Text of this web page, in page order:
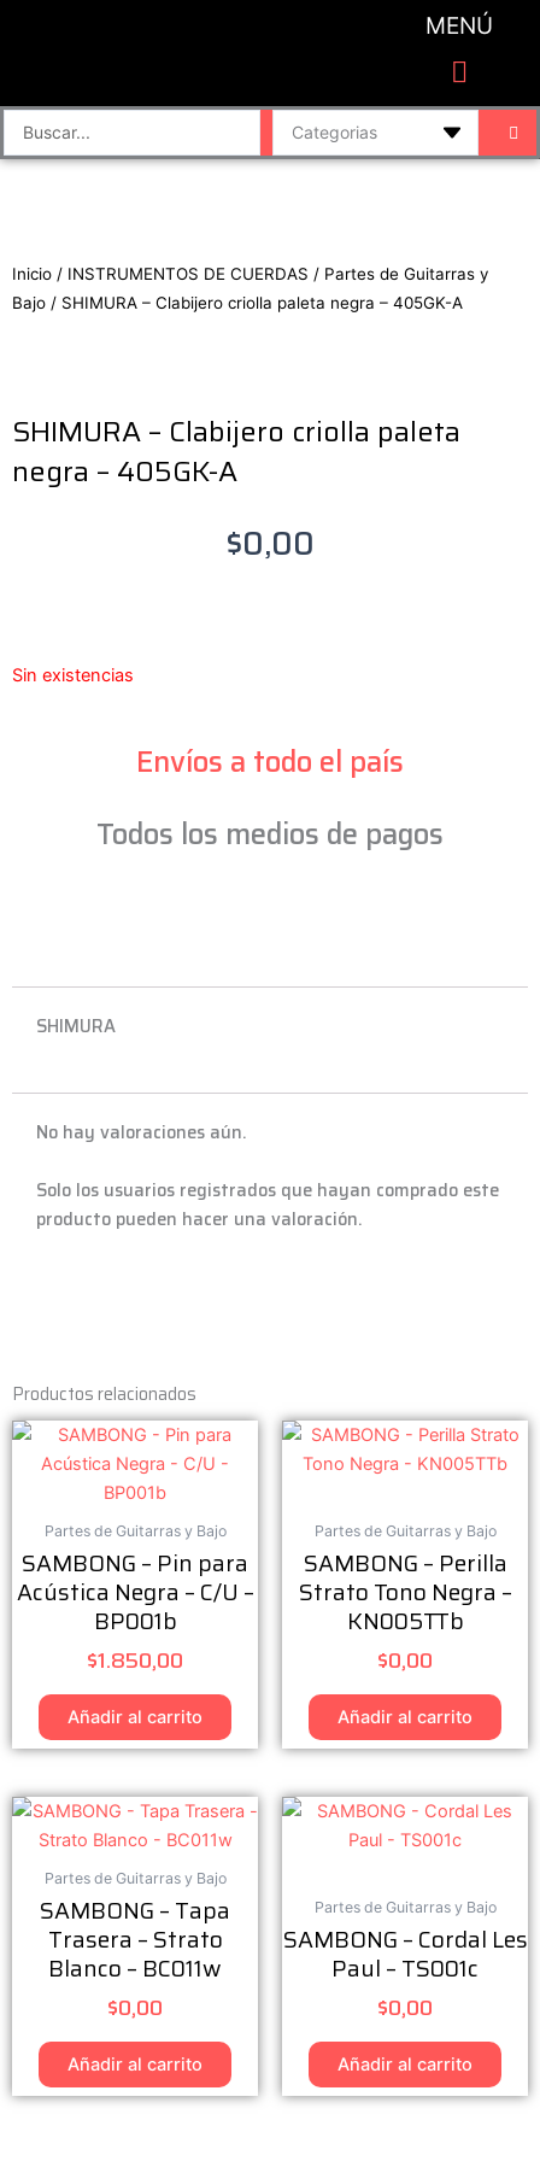
MENÚ
Search
...
Inicio / INSTRUMENTOS DE CUERDAS / Partes de Guitarras y
Bajo / SHIMURA – Clabijero criolla paleta negra – 405GK-A
SHIMURA – Clabijero criolla paleta
negra – 405GK-A
$0,00
Sin existencias
Envíos a todo el país
Todos los medios de pagos
SHIMURA
No hay valoraciones aún.
Solo los usuarios registrados que hayan comprado este
producto pueden hacer una valoración.
Productos relacionados
Partes de Guitarras y Bajo
SAMBONG – Pin para
Acústica Negra – C/U –
BP001b
$1.850,00
Añadir al carrito
Partes de Guitarras y Bajo
SAMBONG – Perilla
Strato Tono Negra –
KN005TTb
$0,00
Añadir al carrito
Partes de Guitarras y Bajo
SAMBONG – Tapa
Trasera – Strato
Blanco – BC011w
$0,00
Añadir al carrito
Partes de Guitarras y Bajo
SAMBONG – Cordal Les
Paul – TS001c
$0,00
Añadir al carrito